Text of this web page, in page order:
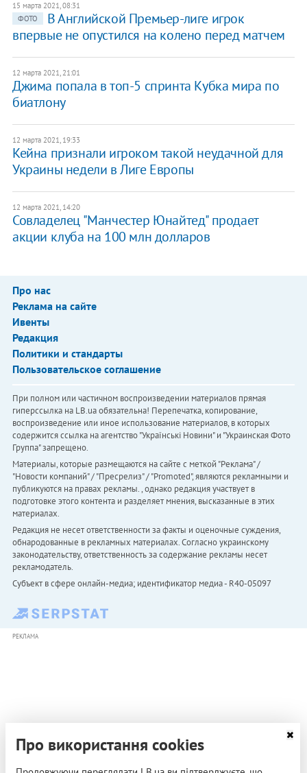
15 марта 2021, 08:31
ФОТО
В Английской Премьер-лиге игрок
впервые не опустился на колено перед матчем
12 марта 2021, 21:01
Джима попала в топ-5 спринта Кубка мира по
биатлону
12 марта 2021, 19:33
Кейна признали игроком такой неудачной для
Украины недели в Лиге Европы
12 марта 2021, 14:20
Совладелец "Манчестер Юнайтед" продает
акции клуба на 100 млн долларов
Про нас
Реклама на сайте
Ивенты
Редакция
Политики и стандарты
Пользовательское соглашение
При полном или частичном воспроизведении материалов прямая
гиперссылка на LB.ua обязательна! Перепечатка, копирование,
воспроизведение или иное использование материалов, в которых
содержится ссылка на агентство "Українськi Новини" и "Украинская Фото
Группа" запрещено.
Материалы, которые размещаются на сайте с меткой "Реклама" /
"Новости компаний" / "Пресрелиз" / "Promoted", являются рекламными и
публикуются на правах рекламы. , однако редакция участвует в
подготовке этого контента и разделяет мнения, высказанные в этих
материалах.
Редакция не несет ответственности за факты и оценочные суждения,
обнародованные в рекламных материалах. Согласно украинскому
законодательству, ответственность за содержание рекламы несет
рекламодатель.
Субъект в сфере онлайн-медиа; идентификатор медиа - R40-05097
РЕКЛАМА
Про використання cookies